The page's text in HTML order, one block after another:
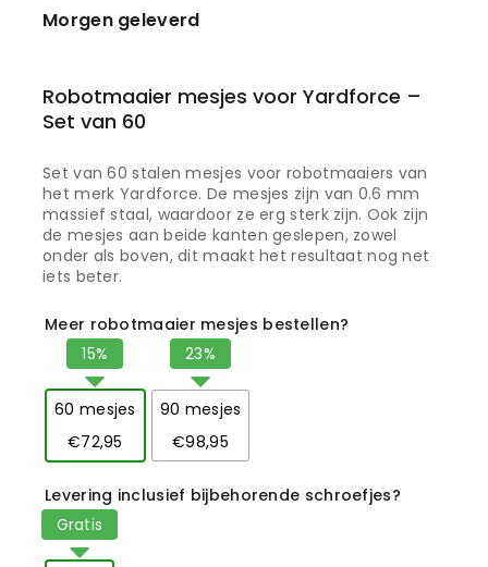
Morgen geleverd
Robotmaaier mesjes voor Yardforce –
Set van 60
Set van 60 stalen mesjes voor robotmaaiers van
het merk Yardforce. De mesjes zijn van 0.6 mm
massief staal, waardoor ze erg sterk zijn. Ook zijn
de mesjes aan beide kanten geslepen, zowel
onder als boven, dit maakt het resultaat nog net
iets beter.
Meer robotmaaier mesjes bestellen?
60 mesjes
€72,95
90 mesjes
€98,95
Levering inclusief bijbehorende schroefjes?